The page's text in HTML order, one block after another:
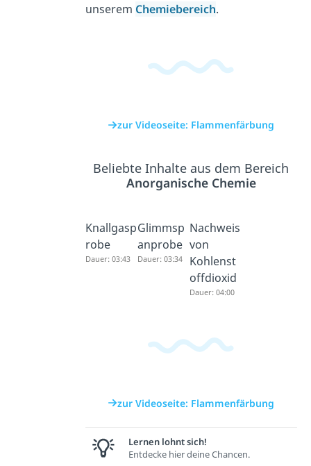
unserem Chemiebereich.
zur Videoseite: Flammenfärbung
Beliebte Inhalte aus dem Bereich
Anorganische Chemie
Knallgasp
robe
Dauer: 03:43
Glimmsp
anprobe
Dauer: 03:34
Nachweis
von
Kohlenst
offdioxid
Dauer: 04:00
zur Videoseite: Flammenfärbung
Lernen lohnt sich!
Entdecke hier deine Chancen.